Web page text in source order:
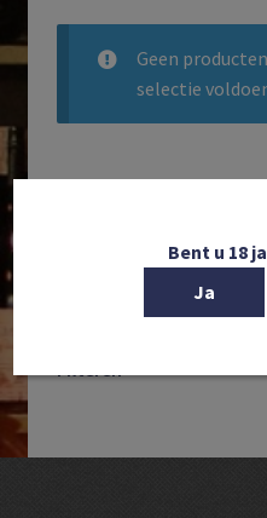
Geen
selectie
Filteren
Bent u 18
Ja